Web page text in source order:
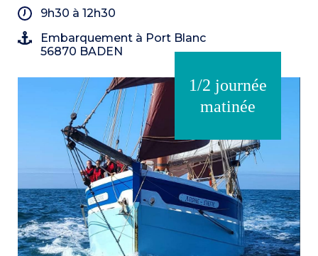
9h30 à 12h30
Embarquement à Port Blanc
56870 BADEN
1/2 journée
matinée